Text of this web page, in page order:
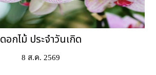
ดอกไม้ ประจำวันเกิด
8 ส.ค. 2569